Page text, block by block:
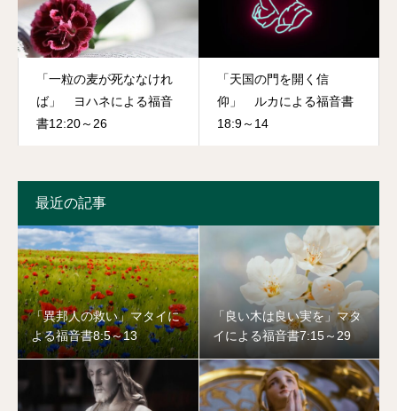
じて遠い旅路に出ました。彼らは快適な生活を捨て、未知の地へ
と向かいました。しかも長年対立し、特に占星術を忌み嫌う人々
が住むイスラエルへと向かったのはなぜでしょうか。それは、真
理を探究する強い思いがあったからです。向かった先で「おい見
ろよ、占星術の学者たちだ。罪深い奴らだ。」と口々に言われて
いがあったのです。わたしたちはどうでしょうか。安定や安全を
求めるあまり、神が私たちに示される道を見失っていないかと思
いめぐらせたいと思います。
学者たちは、最初エルサレムの神殿を訪れました。真の王が生
まれたとなれば、どこかの王宮に生まれるに違いないという一般
的常識からの判断でしょう。ここからも主イエスの誕生が、一般
的常識から外れた本当に意外で驚くべき事であったことがここで
示されます。もしもイエス・キリストがこうした王宮で生まれた
としたら、どうなっていたでしょうか？神が人のもとに来られ
「一粒の麦が死ななけれ
ば」 ヨハネによる福音
書12:20～26
「天国の門を開く信
仰」 ルカによる福音書
18:9～14
最近の記事
「異邦人の救い」マタイに
よる福音書8:5～13
「良い木は良い実を」マタ
イによる福音書7:15～29